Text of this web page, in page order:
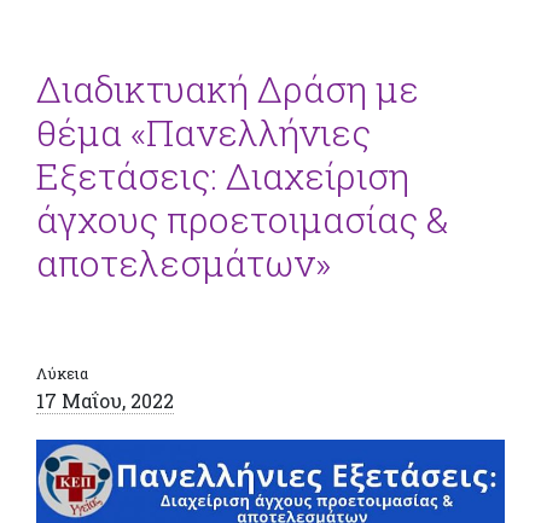
Διαδικτυακή Δράση με
θέμα «Πανελλήνιες
Εξετάσεις: Διαχείριση
άγχους προετοιμασίας &
αποτελεσμάτων»
Λύκεια
17 Μαΐου, 2022